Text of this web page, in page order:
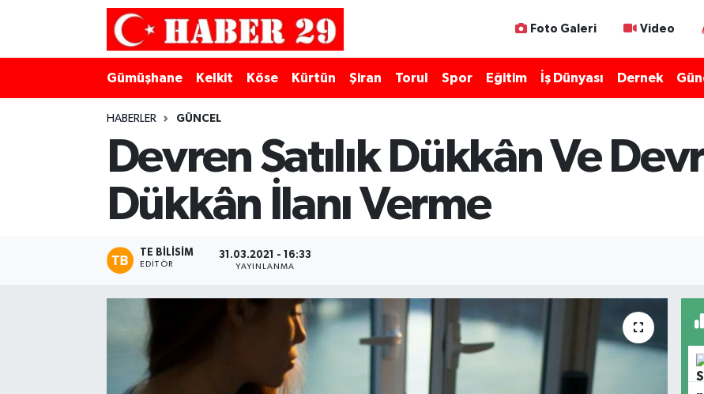
Foto Galeri Video
Gümüşhane Kelkit Köse Kürtün Şiran Torul Spor Eğitim İş Dünyası Dernek
HABERLER GÜNCEL
Devren Satılık Dükkân Ve
Dükkân İlanı Verme
TE BILISIM
EDITÖR
31.03.2021 - 16:33
YAYINLANMA
Merkez Hava Durumu
Merkez Trafik Yoğunluk Haritası
Süper Lig Puan Durumu ve Fikstür
Son Dakika Haberleri
Haber Arşivi